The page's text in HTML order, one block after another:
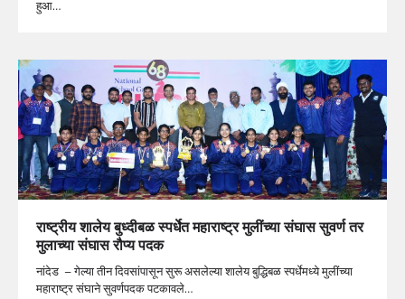
हुआ…
राष्ट्रीय शालेय बुध्दीबळ स्पर्धेत महाराष्ट्र मुलींच्या संघास सुवर्ण तर
मुलाच्या संघास रौप्य पदक
नांदेड – गेल्या तीन दिवसांपासून सुरू असलेल्या शालेय बुद्धिबळ स्पर्धेमध्ये मुलींच्या
महाराष्ट्र संघाने सुवर्णपदक पटकावले…